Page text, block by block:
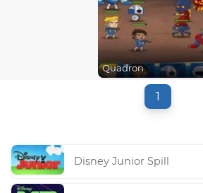
Quadron
1
Disney Junior Spill